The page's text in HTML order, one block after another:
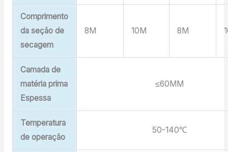
Comprimento
da seção de
secagem
8M 10M 8M
Camada de
matéria prima
Espessa
≤60MM
Temperatura
de operação
50-140℃